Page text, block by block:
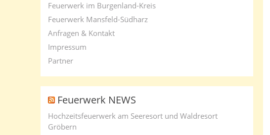
Feuerwerk im Burgenland-Kreis
Feuerwerk Mansfeld-Südharz
Anfragen & Kontakt
Impressum
Partner
Feuerwerk NEWS
Hochzeitsfeuerwerk am Seeresort und Waldresort
Gröbern